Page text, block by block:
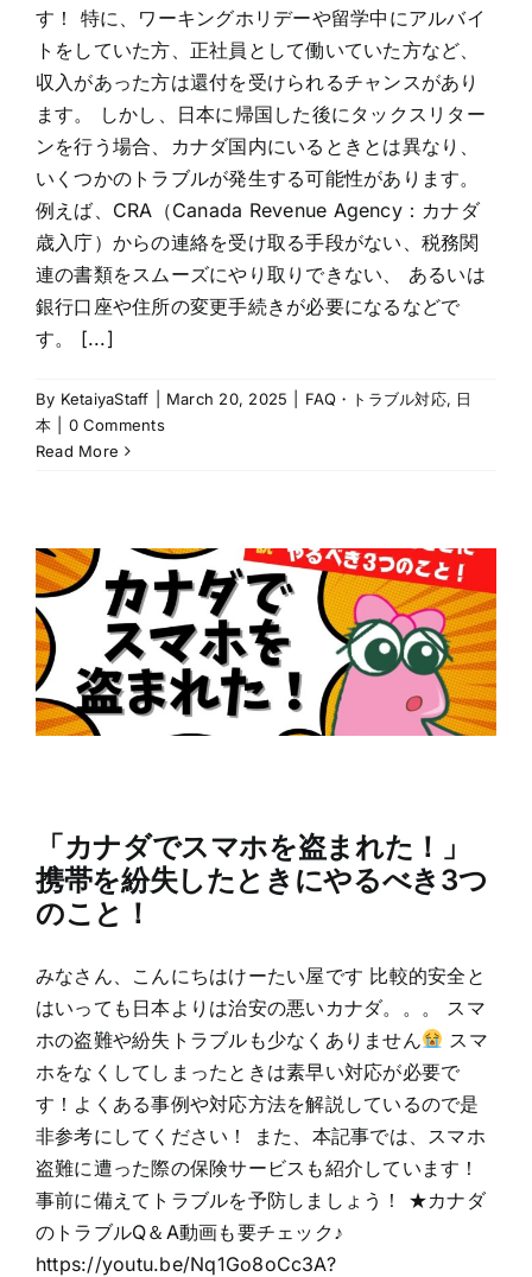
す！ 特に、ワーキングホリデーや留学中にアルバイ
トをしていた方、正社員として働いていた方など、
収入があった方は還付を受けられるチャンスがあり
ます。 しかし、日本に帰国した後にタックスリター
ンを行う場合、カナダ国内にいるときとは異なり、
いくつかのトラブルが発生する可能性があります。
例えば、CRA（Canada Revenue Agency：カナダ
歳入庁）からの連絡を受け取る手段がない、税務関
連の書類をスムーズにやり取りできない、 あるいは
銀行口座や住所の変更手続きが必要になるなどで
す。 [...]
By KetaiyaStaff March 20, 2025 FAQ・トラブル対応, 日
本
0 Comments
Read More
「カナダでスマホを盗まれた！」
携帯を紛失したときにやるべき3つ
のこと！
みなさん、こんにちはけーたい屋です 比較的安全と
はいっても日本よりは治安の悪いカナダ。。。 スマ
ホの盗難や紛失トラブルも少なくありません
スマ
ホをなくしてしまったときは素早い対応が必要で
す！よくある事例や対応方法を解説しているので是
非参考にしてください！ また、本記事では、スマホ
盗難に遭った際の保険サービスも紹介しています！
事前に備えてトラブルを予防しましょう！ ★カナダ
のトラブルQ＆A動画も要チェック♪
https://youtu.be/Nq1Go8oCc3A?